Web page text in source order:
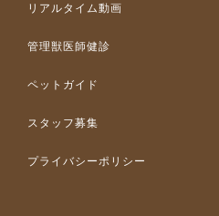
リアルタイム動画
管理獣医師健診
ペットガイド
スタッフ募集
プライバシーポリシー